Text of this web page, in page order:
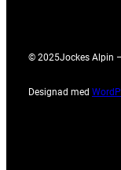
© 2025Jockes Alpin
Designad med